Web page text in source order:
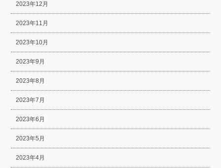
2023年12月
2023年11月
2023年10月
2023年9月
2023年8月
2023年7月
2023年6月
2023年5月
2023年4月